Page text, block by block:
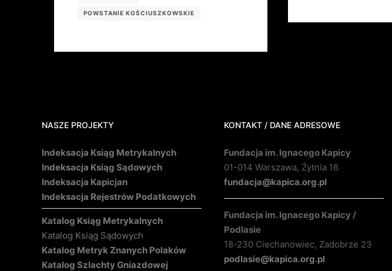
POWSTANIE KOŚCIUSZKOWSKIE
NASZE PROJEKTY
Indeksacja Ksiąg Metrykalnych
Indeksacja Ksiąg Sądowych
Indeksacja Kapicjan
Indeksacja Rejestrów Podatkowych
Katalog Ksiąg Metrykalnych
Katalog Ksiąg Sądowych
Katalog Metryk Znanych Polaków
Katalog Szlachty Gniazdowej
KONTAKT / DANE ADRESOWE
Fundacja im. Ignacego Kapicy
01-014 Warszawa, Żytnia 16
fundacja@kapica.org.pl
Fundacja im. Ignacego Kapicy /
Podlasie
18-230 Ciechanowiec, Zadobrze 23
podlasie@kapica.org.pl